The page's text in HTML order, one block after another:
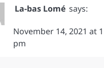
La-bas Lomé says:
November 14, 2021 at
pm